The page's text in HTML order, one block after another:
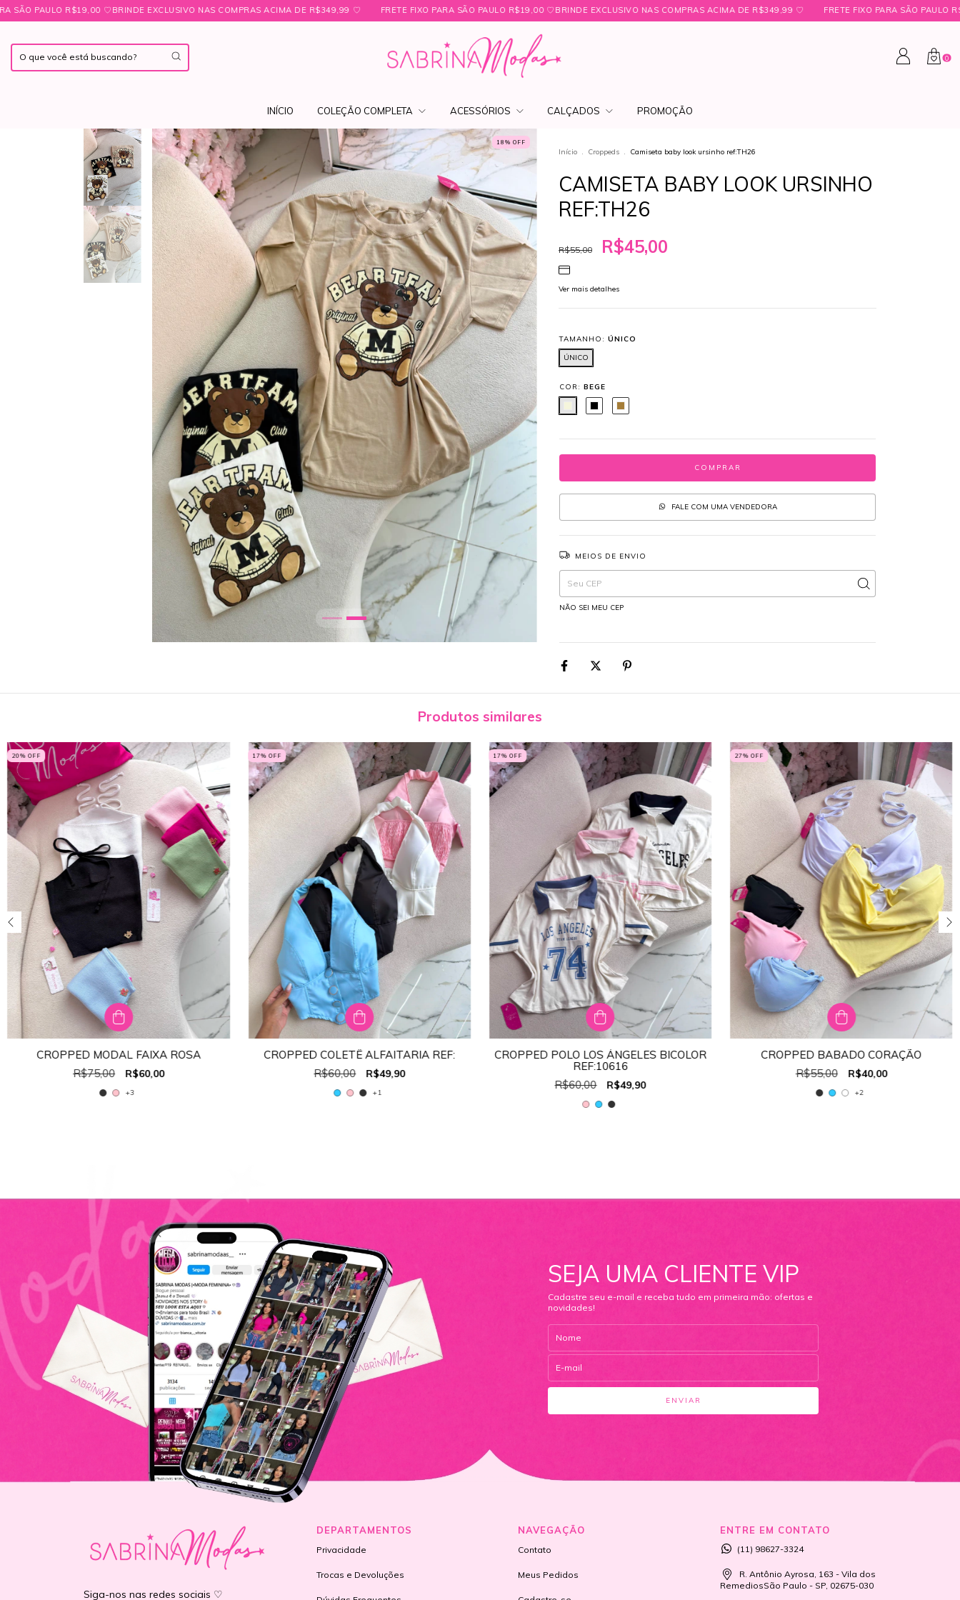
EXCLUSIVO NAS COMPRAS ACIMA DE R$349,99 ㅤ♡ FRETE FIXO PARA SÃO PAULO R$19,00 ㅤ♡ㅤBRINDE EXCLUSIVO NAS COMPRAS ACIMA DE R$349,99 ㅤ♡ FRETE FIXO PARA SÃO PAULO R$19,00 ㅤ♡ㅤBRINDE
0
INÍCIO COLEÇÃO COMPLETA ACESSÓRIOS CALÇADOS PROMOÇÃO
18 % OFF
Início . Croppeds . Camiseta baby look ursinho ref:TH26
CAMISETA BABY LOOK URSINHO
REF:TH26
R$55,00 R$45,00
Ver mais detalhes
TAMANHO: ÚNICO
ÚNICO
COR: BEGE
FALE COM UMA VENDEDORA
MEIOS DE ENVIO
Entregas para o CEP:
ALTERAR CEP
NÃO SEI MEU CEP
Produtos similares
20% OFF
TAMANHO: ÚNICO
ÚNICO
CROPPED MODAL FAIXA ROSA
R$75,00
R$60,00
+3
17% OFF
TAMANHO:ÚNICO
ÚNICO
CROPPED COLETÊ ALFAITARIA REF:
R$60,00
R$49,90
+1
17% OFF
CROPPED POLO LOS ÁNGELES BICOLOR
REF:10616
R$60,00
R$49,90
27% OFF
TAMANHO: ÚNICO
ÚNICO
CROPPED BABADO CORAÇÃO
R$55,00
R$40,00
+2
SEJA UMA CLIENTE VIP
Cadastre seu e-mail e receba tudo em primeira mão: ofertas e
novidades!
Siga-nos nas redes sociais ♡
DEPARTAMENTOS
Privacidade
Trocas e Devoluções
NAVEGAÇÃO
Contato
Meus Pedidos
ENTRE EM CONTATO
(11) 98627-3324
R. Antônio Ayrosa, 163 - Vila dos
RemediosSão Paulo - SP, 02675-030